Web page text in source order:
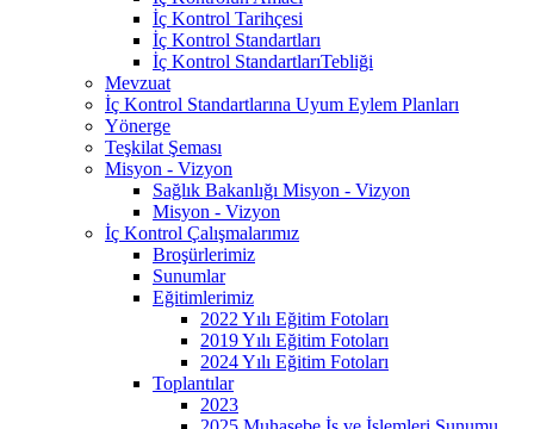
İç Kontrol Tarihçesi
İç Kontrol Standartları
İç Kontrol StandartlarıTebliği
Mevzuat
İç Kontrol Standartlarına Uyum Eylem Planları
Yönerge
Teşkilat Şeması
Misyon - Vizyon
Sağlık Bakanlığı Misyon - Vizyon
Misyon - Vizyon
İç Kontrol Çalışmalarımız
Broşürlerimiz
Sunumlar
Eğitimlerimiz
2022 Yılı Eğitim Fotoları
2019 Yılı Eğitim Fotoları
2024 Yılı Eğitim Fotoları
Toplantılar
2023